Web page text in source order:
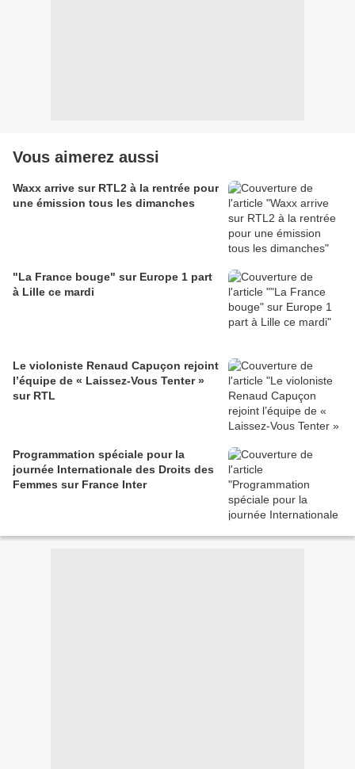
Vous aimerez aussi
Waxx arrive sur RTL2 à la rentrée pour
une émission tous les dimanches
"La France bouge" sur Europe 1 part
à Lille ce mardi
Le violoniste Renaud Capuçon rejoint
l’équipe de « Laissez-Vous Tenter »
sur RTL
Programmation spéciale pour la
journée Internationale des Droits des
Femmes sur France Inter